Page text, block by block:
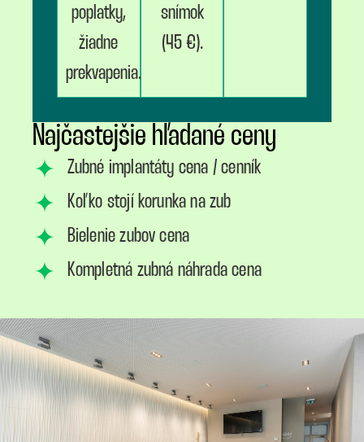
poplatky,
žiadne
prekvapenia.
snímok
(45 €).
Najčastejšie hľadané ceny
Zubné implantáty cena / cenník
Koľko stojí korunka na zub
Bielenie zubov cena
Kompletná zubná náhrada cena